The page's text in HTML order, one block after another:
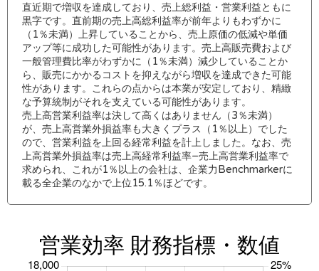
直近期で増収を達成しており、売上総利益・営業利益ともに
黒字です。直前期の売上高総利益率が前年よりもわずかに
（1％未満）上昇していることから、売上原価の低減や単価
アップ等に成功した可能性があります。売上高販売費および
一般管理費比率がわずかに（1％未満）減少していることか
ら、販売にかかるコストを抑えながら増収を達成できた可能
性があります。これらの点からは本業が安定しており、精緻
な予算統制がそれを支えている可能性があります。
売上高営業利益率は決して高くはありません（3％未満）
が、売上高営業外損益率も大きくプラス（1％以上）でした
ので、営業利益を上回る経常利益を計上しました。なお、売
上高営業外損益率は売上高経常利益率−売上高営業利益率で
求められ、これが1％以上の会社は、企業力Benchmarkerに
載る全企業のなかで上位15.1％ほどです。